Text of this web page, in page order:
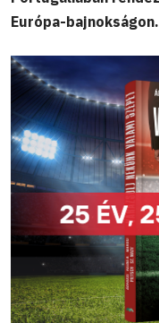
Európa-bajnokságon.